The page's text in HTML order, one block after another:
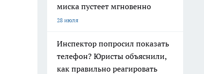
миска пустеет мгновенно
28 июля
Инспектор попросил показать
телефон? Юристы объяснили,
как правильно реагировать